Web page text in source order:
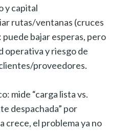
y capital
rutas/ventanas (cruces
bajar esperas, pero
operativa y riesgo de
proveedores.
mide “carga lista vs.
despachada” por
crece, el problema ya no